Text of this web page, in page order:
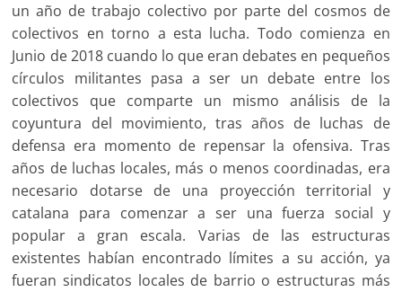
un año de trabajo colectivo por parte del cosmos de
colectivos en torno a esta lucha. Todo comienza en
Junio de 2018 cuando lo que eran debates en pequeños
círculos militantes pasa a ser un debate entre los
colectivos que comparte un mismo análisis de la
coyuntura del movimiento, tras años de luchas de
defensa era momento de repensar la ofensiva. Tras
años de luchas locales, más o menos coordinadas, era
necesario dotarse de una proyección territorial y
catalana para comenzar a ser una fuerza social y
popular a gran escala. Varias de las estructuras
existentes habían encontrado límites a su acción, ya
fueran sindicatos locales de barrio o estructuras más